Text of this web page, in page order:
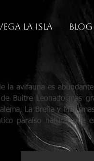
La Isla Blog
avifauna es
Buitre Leonado más
La Breña y
paraíso natural que